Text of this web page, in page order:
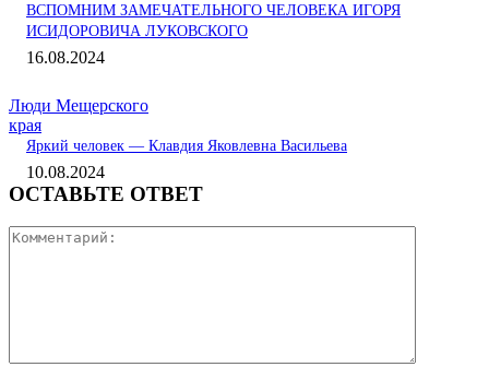
ВСПОМНИМ ЗАМЕЧАТЕЛЬНОГО ЧЕЛОВЕКА ИГОРЯ
ИСИДОРОВИЧА ЛУКОВСКОГО
16.08.2024
Люди Мещерского
края
Яркий человек — Клавдия Яковлевна Васильева
10.08.2024
ОСТАВЬТЕ ОТВЕТ